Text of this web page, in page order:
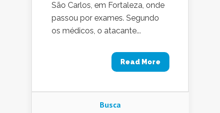
São Carlos, em Fortaleza, onde
passou por exames. Segundo
os médicos, o atacante...
Read More
Busca